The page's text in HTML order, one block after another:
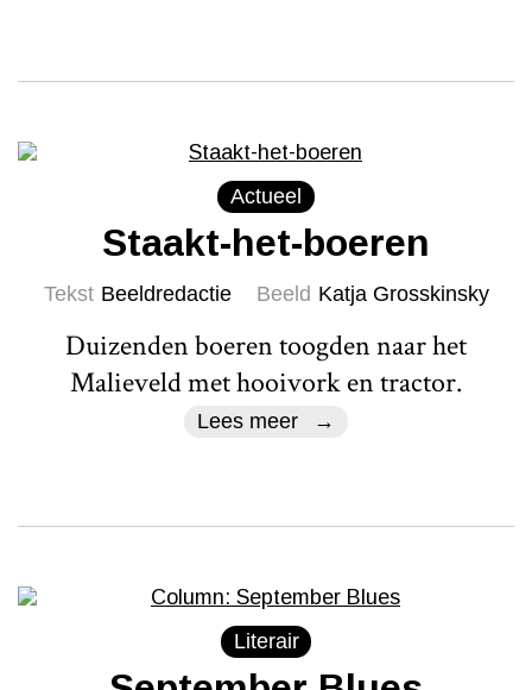
Actueel
Staakt-het-boeren
Tekst Beeldredactie Beeld Katja Grosskinsky
Duizenden boeren toogden naar het
Malieveld met hooivork en tractor.
Lees meer
Literair